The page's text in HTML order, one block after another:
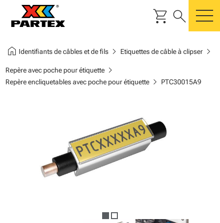
shopping_cart search
home Identifiants de câbles et de filschevron_right Etiquettes de câble à clipserchevron_right
Repère avec poche pour étiquettechevron_right
Repère encliquetables avec poche pour étiquettechevron_right PTC30015A9